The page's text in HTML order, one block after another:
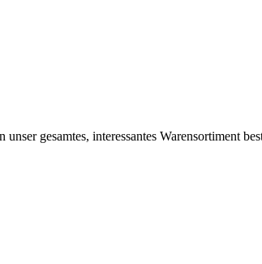
gesamtes, interessantes Warensortiment